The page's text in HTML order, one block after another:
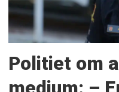
Politiet om